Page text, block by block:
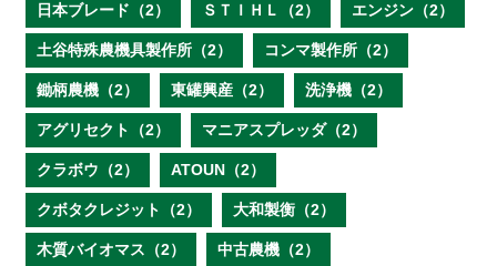
日本ブレード（2） ＳＴＩＨＬ（2） エンジン（2）
土谷特殊農機具製作所（2） コンマ製作所（2）
鋤柄農機（2） 東罐興産（2） 洗浄機（2）
アグリセクト（2） マニアスプレッダ（2）
クラボウ（2） ATOUN（2）
クボタクレジット（2） 大和製衡（2）
木質バイオマス（2） 中古農機（2）